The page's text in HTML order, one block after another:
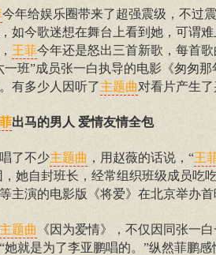
今年给娱乐圈带来了超强震级，不过
如今歌迷想在舞台上看到她，可谓
王菲今年还是怒出三首新歌，每首
一班”成员张一白执导的电影《匆匆那
有多少人因听了主题曲对看片产生
出马的男人 爱情友情全包
了不少主题曲 ，用赵薇的话说，“王
，她自封班长，经常组织班级成员吃
主演的电影版《将爱》在北京举办
主题曲
《因为爱情》，不仅因同张一
她就是为了李亚鹏唱的。”纵然菲鹏